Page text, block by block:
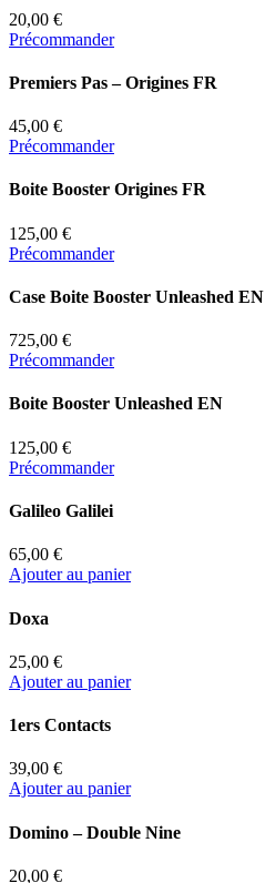
20,00 €
Précommander
Premiers Pas – Origines FR
45,00 €
Précommander
Boite Booster Origines FR
125,00 €
Précommander
Case Boite Booster Unleashed EN
725,00 €
Précommander
Boite Booster Unleashed EN
125,00 €
Précommander
Galileo Galilei
65,00 €
Ajouter au panier
Doxa
25,00 €
Ajouter au panier
1ers Contacts
39,00 €
Ajouter au panier
Domino – Double Nine
20,00 €